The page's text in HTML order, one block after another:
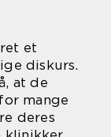
et
diskurs.
at de
mange
deres